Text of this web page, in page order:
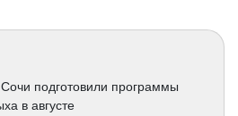
подготовили программы
в августе